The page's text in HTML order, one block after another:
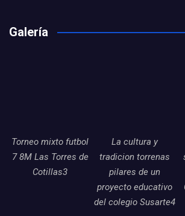
Galería
Torneo mixto futbol
7 8M Las Torres de
Cotillas3
La cultura y
tradicion torrenas
pilares de un
proyecto educativo
del colegio Susarte4